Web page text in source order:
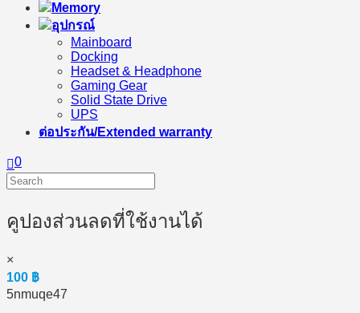
Memory
อุปกรณ์
Mainboard
Docking
Headset & Headphone
Gaming Gear
Solid State Drive
UPS
ต่อประกัน/Extended warranty
0
คูปองส่วนลดที่ใช้งานได้
×
100 ฿
5nmuqe47